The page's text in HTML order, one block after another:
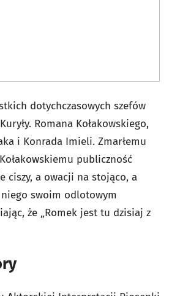
dotychczasowych szefów
Romana Kołakowskiego,
i Konrada Imieli. Zmarłemu
publiczność
ciszy, a owacji na stojąco, a
swoim odlotowym
że „Romek jest tu dzisiaj z